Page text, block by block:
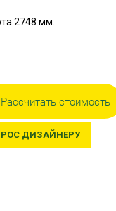
2748 мм.
ДИЗАЙНЕРА
ДИЗАЙНЕРУ
Рассчитать стоимость